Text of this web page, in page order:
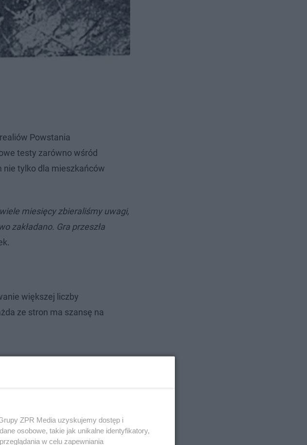
Powstania
testy zarówno wśród
nie tylko dla mieszkańców
miesięcy zbieraliśmy uwagi,
zakładano. Gra przeszła
większej liczby
ze stron ma szansę na
ZPR Media uzyskujemy dostęp i
osobowe, takie jak unikalne identyfikatory,
w celu zapewniania